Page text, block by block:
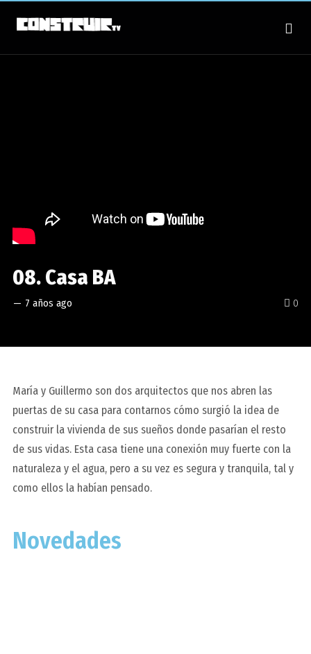
0
08. Casa BA
— 7 años ago
María y Guillermo son dos arquitectos que nos abren las
puertas de su casa para contarnos cómo surgió la idea de
construir la vivienda de sus sueños donde pasarían el resto
de sus vidas. Esta casa tiene una conexión muy fuerte con la
naturaleza y el agua, pero a su vez es segura y tranquila, tal y
como ellos la habían pensado.
Novedades